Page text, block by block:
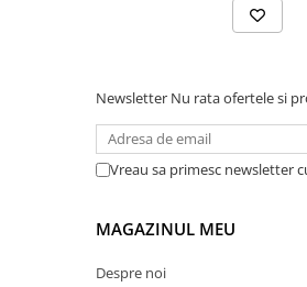
Newsletter Nu rata ofertele si
Vreau sa primesc newsletter
MAGAZINUL MEU
Despre noi